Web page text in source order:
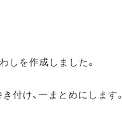
しを作成しました。
付け、一まとめにします。